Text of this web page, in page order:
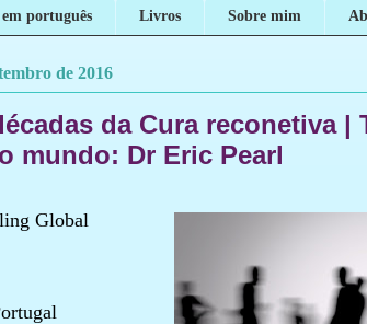
português Livros Sobre mim
de 2016
da Cura reconetiva |
mundo: Dr Eric Pearl
Global